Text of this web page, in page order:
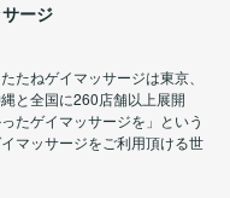
ージ
たねゲイマッサージは東京、
と全国に260店舗以上展開
たゲイマッサージを」という
マッサージをご利用頂ける世